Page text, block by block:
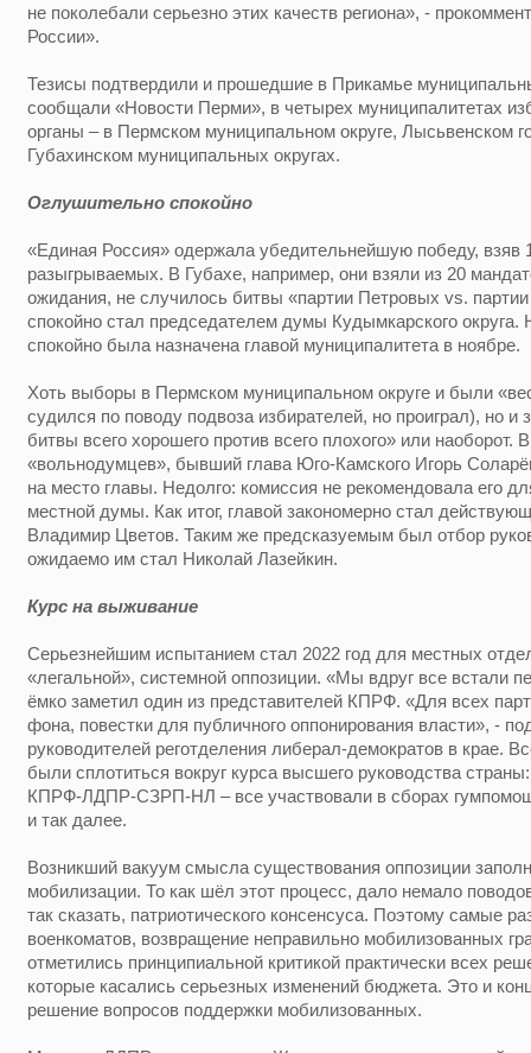
не поколебали серьезно этих качеств региона», -
России».
Тезисы подтвердили и прошедшие в Прикамье
сообщали «Новости Перми», в четырех муниципалитетах
органы – в Пермском муниципальном округе, Лысьвенском
Губахинском муниципальных округах.
Оглушительно спокойно
«Единая Россия» одержала убедительнейшую победу, взяв
разыгрываемых. В Губахе, например, они взяли из 20
ожидания, не случилось битвы «партии Петровых vs.
спокойно стал председателем думы Кудымкарского округа.
спокойно была назначена главой муниципалитета в ноябре.
Хоть выборы в Пермском муниципальном округе и были
судился по поводу подвоза избирателей, но проиграл), но и
битвы всего хорошего против всего плохого» или
«вольнодумцев», бывший глава Юго-Камского Игорь
на место главы. Недолго: комиссия не рекомендовала его
местной думы. Как итог, главой закономерно стал
Владимир Цветов. Таким же предсказуемым был отбор
ожидаемо им стал Николай Лазейкин.
Курс на выживание
Серьезнейшим испытанием стал 2022 год для местных
«легальной», системной оппозиции. «Мы вдруг все встали
ёмко заметил один из представителей КПРФ. «Для всех
фона, повестки для публичного оппонирования власти», -
руководителей реготделения либерал-демократов в крае.
были сплотиться вокруг курса высшего руководства
КПРФ-ЛДПР-СЗРП-НЛ – все участвовали в сборах
и так далее.
Возникший вакуум смысла существования оппозиции
мобилизации. То как шёл этот процесс, дало немало
так сказать, патриотического консенсуса. Поэтому самые
военкоматов, возвращение неправильно мобилизованных
отметились принципиальной критикой практически всех
которые касались серьезных изменений бюджета. Это и
решение вопросов поддержки мобилизованных.